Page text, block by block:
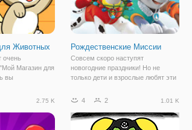
Животных
очень
Магазин для
вы
за которыми
для
у вас есть
Рождественские Миссии
Совсем скоро наступят
новогодние праздники! Но не
только дети и взрослые любят эти
Спасательный отряд "Щенячий
наступления зимних праздников.
Но в это весёлое время у
2.75 K 4 2 1.01 K